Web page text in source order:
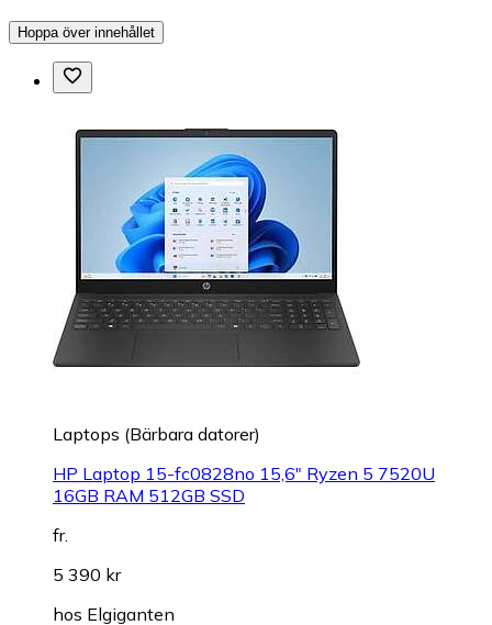
Hoppa över innehållet
Laptops (Bärbara datorer)
HP Laptop 15-fc0828no 15,6" Ryzen 5 7520U
16GB RAM 512GB SSD
fr.
5 390 kr
hos Elgiganten